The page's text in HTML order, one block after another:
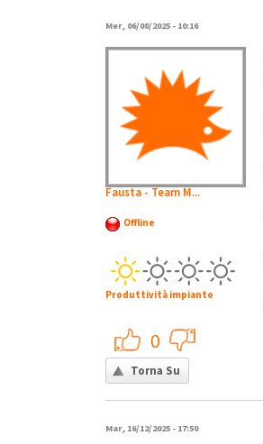
Mer, 06/08/2025 - 10:16
Fausta - Team M...
Offline
Produttività impianto
0
Torna Su
Mar, 16/12/2025 - 17:50